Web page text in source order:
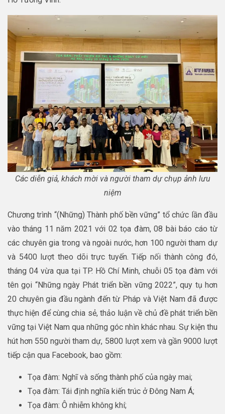
Các diễn giả, khách mời và người tham dự chụp ảnh lưu
niệm
Chương trình “(Những) Thành phố bền vững” tổ chức lần đầu
vào tháng 11 năm 2021 với 02 tọa đàm, 08 bài báo cáo từ
các chuyên gia trong và ngoài nước, hơn 100 người tham dự
và 5400 lượt theo dõi trực tuyến. Tiếp nối thành công đó,
tháng 04 vừa qua tại TP. Hồ Chí Minh, chuỗi 05 tọa đàm với
tên gọi “Những ngày Phát triển bền vững 2022”, quy tụ hơn
20 chuyên gia đầu ngành đến từ Pháp và Việt Nam đã được
thực hiện để cùng chia sẻ, thảo luận về chủ đề phát triển bền
vững tại Việt Nam qua những góc nhìn khác nhau. Sự kiện thu
hút hơn 550 người tham dự, 5800 lượt xem và gần 9000 lượt
tiếp cận qua Facebook, bao gồm:
Tọa đàm: Nghĩ và sống thành phố của ngày mai;
Tọa đàm: Tái định nghĩa kiến trúc ở Đông Nam Á;
Tọa đàm: Ô nhiễm không khí;